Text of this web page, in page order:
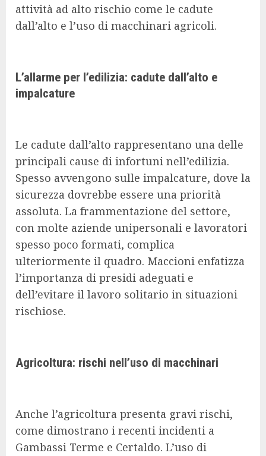
attività ad alto rischio come le cadute
dall’alto e l’uso di macchinari agricoli.
L’allarme per l’edilizia: cadute dall’alto e
impalcature
Le cadute dall’alto rappresentano una delle
principali cause di infortuni nell’edilizia.
Spesso avvengono sulle impalcature, dove la
sicurezza dovrebbe essere una priorità
assoluta. La frammentazione del settore,
con molte aziende unipersonali e lavoratori
spesso poco formati, complica
ulteriormente il quadro. Maccioni enfatizza
l’importanza di presidi adeguati e
dell’evitare il lavoro solitario in situazioni
rischiose.
Agricoltura: rischi nell’uso di macchinari
Anche l’agricoltura presenta gravi rischi,
come dimostrano i recenti incidenti a
Gambassi Terme e Certaldo. L’uso di